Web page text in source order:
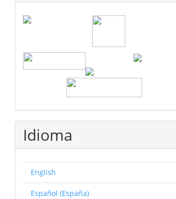
Idioma
English
Español (España)